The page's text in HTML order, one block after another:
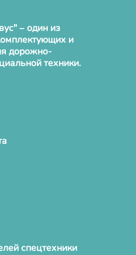
– один из
и
дорожно-
техники.
спецтехники